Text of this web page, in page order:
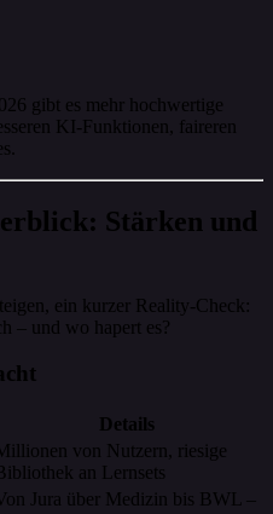
gibt es mehr hochwertige
KI-Funktionen, faireren
Stärken und
ein kurzer Reality-Check:
– und wo hapert es?
Details
von Nutzern, riesige
an Lernsets
Jura über Medizin bis BWL –